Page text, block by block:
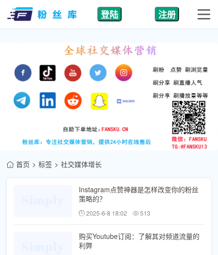
登陆 注册
首页 标签 社交媒体增长
Instagram点赞神器是怎样改变你的粉丝
策略的？
2025-6-8 18:02 513
购买Youtube订阅：了解其对频道流量的
利弊